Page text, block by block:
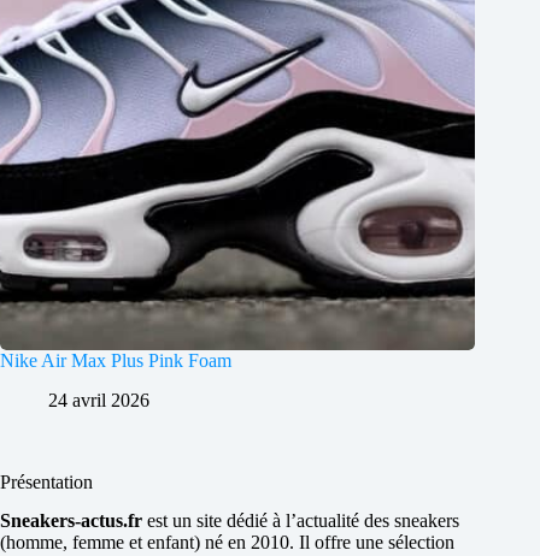
Nike Air Max Plus Pink Foam
24 avril 2026
Présentation
Sneakers-actus.fr est un site dédié à l’actualité des sneakers
(homme, femme et enfant) né en 2010. Il offre une sélection